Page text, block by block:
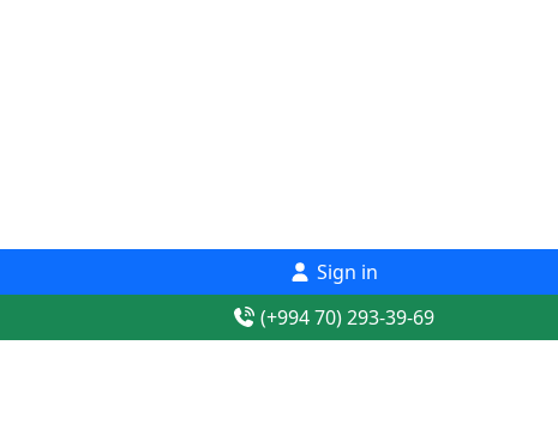
Sign in
(+994 70) 293-39-69